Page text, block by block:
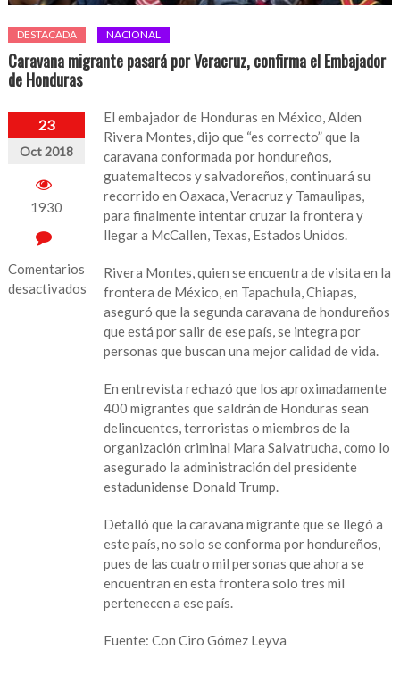
DESTACADA NACIONAL
Caravana migrante pasará por Veracruz, confirma el Embajador
de Honduras
23
Oct 2018
1930
Comentarios
desactivados
El embajador de Honduras en México, Alden
Rivera Montes, dijo que “es correcto” que la
caravana conformada por hondureños,
guatemaltecos y salvadoreños, continuará su
recorrido en Oaxaca, Veracruz y Tamaulipas,
para finalmente intentar cruzar la frontera y
llegar a McCallen, Texas, Estados Unidos.
Rivera Montes, quien se encuentra de visita en la
frontera de México, en Tapachula, Chiapas,
aseguró que la segunda caravana de hondureños
que está por salir de ese país, se integra por
personas que buscan una mejor calidad de vida.
En entrevista rechazó que los aproximadamente
400 migrantes que saldrán de Honduras sean
delincuentes, terroristas o miembros de la
organización criminal Mara Salvatrucha, como lo
asegurado la administración del presidente
estadunidense Donald Trump.
Detalló que la caravana migrante que se llegó a
este país, no solo se conforma por hondureños,
pues de las cuatro mil personas que ahora se
encuentran en esta frontera solo tres mil
pertenecen a ese país.
Fuente: Con Ciro Gómez Leyva